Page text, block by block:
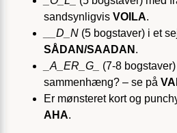
sandsynligvis VOILA.
__D_N (5 bogstaver) i et
SÅDAN/SAADAN .
_A_ER_G_
(7-8
sammenhæng? – se på
Er mønsteret kort og
AHA.